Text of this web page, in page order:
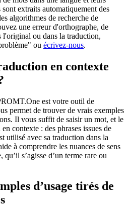
extraits automatiquement des
algorithmes de recherche de
une erreur d'orthographe, de
l'original ou dans la traduction,
ou écrivez-nous.
en contexte
est votre outil de
permet de trouver de vrais exemples
Il vous suffit de saisir un mot, et le
contexte : des phrases issues de
utilisé avec sa traduction dans la
à comprendre les nuances de sens
s’agisse d’un terme rare ou
d’usage tirés de